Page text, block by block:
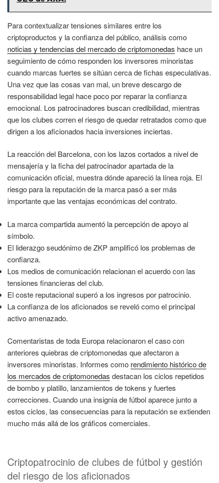
Para contextualizar tensiones similares entre los
criptoproductos y la confianza del público, análisis como
noticias y tendencias del mercado de criptomonedas hace un
seguimiento de cómo responden los inversores minoristas
cuando marcas fuertes se sitúan cerca de fichas especulativas.
Una vez que las cosas van mal, un breve descargo de
responsabilidad legal hace poco por reparar la confianza
emocional. Los patrocinadores buscan credibilidad, mientras
que los clubes corren el riesgo de quedar retratados como que
dirigen a los aficionados hacia inversiones inciertas.
La reacción del Barcelona, con los lazos cortados a nivel de
mensajería y la ficha del patrocinador apartada de la
comunicación oficial, muestra dónde apareció la línea roja. El
riesgo para la reputación de la marca pasó a ser más
importante que las ventajas económicas del contrato.
La marca compartida aumentó la percepción de apoyo al
símbolo.
El liderazgo seudónimo de ZKP amplificó los problemas de
confianza.
Los medios de comunicación relacionan el acuerdo con las
tensiones financieras del club.
El coste reputacional superó a los ingresos por patrocinio.
La confianza de los aficionados se reveló como el principal
activo amenazado.
Comentaristas de toda Europa relacionaron el caso con
anteriores quiebras de criptomonedas que afectaron a
inversores minoristas. Informes como rendimiento histórico de
los mercados de criptomonedas destacan los ciclos repetidos
de bombo y platillo, lanzamientos de tokens y fuertes
correcciones. Cuando una insignia de fútbol aparece junto a
estos ciclos, las consecuencias para la reputación se extienden
mucho más allá de los gráficos comerciales.
Criptopatrocinio de clubes de fútbol y gestión
del riesgo de los aficionados